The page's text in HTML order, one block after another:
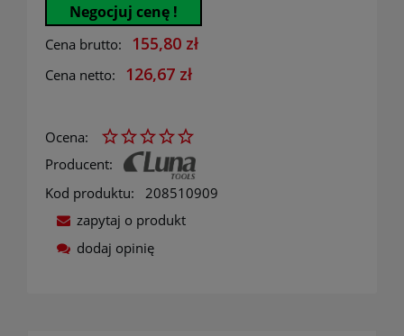
Negocjuj cenę !
Cena brutto: 155,80 zł
Cena netto: 126,67 zł
Ocena:
Producent:
Kod produktu:
208510909
zapytaj o produkt
dodaj opinię